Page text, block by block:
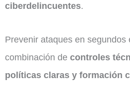
ciberdelincuentes.
Prevenir ataques en segundos
combinación de controles
políticas claras y formación